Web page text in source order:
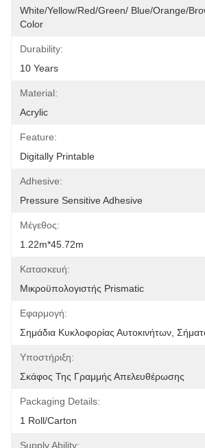
White/Yellow/Red/Green/ Blue/Orange/
Color
Durability:
10 Years
Material:
Acrylic
Feature:
Digitally Printable
Adhesive:
Pressure Sensitive Adhesive
Μέγεθος:
1.22m*45.72m
Κατασκευή:
Μικροϋπολογιστής Prismatic
Εφαρμογή:
Σημάδια Κυκλοφορίας Αυτοκινήτων,
Υποστήριξη:
Σκάφος Της Γραμμής Απελευθέρωσης
Packaging Details:
1 Roll/carton
Supply Ability: